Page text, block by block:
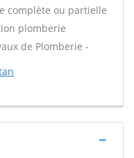
complète ou partielle
plomberie
de Plomberie -